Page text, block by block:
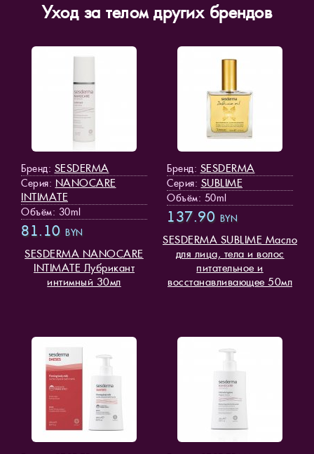
Уход за телом других брендов
Бренд: SESDERMA
Серия: NANOCARE
INTIMATE
Объём: 30ml
81.10 BYN
SESDERMA NANOCARE
INTIMATE Лубрикант
интимный 30мл
Бренд: SESDERMA
Серия: SUBLIME
Объём: 50ml
137.90 BYN
SESDERMA SUBLIME Масло
для лица, тела и волос
питательное и
восстанавливающее 50мл